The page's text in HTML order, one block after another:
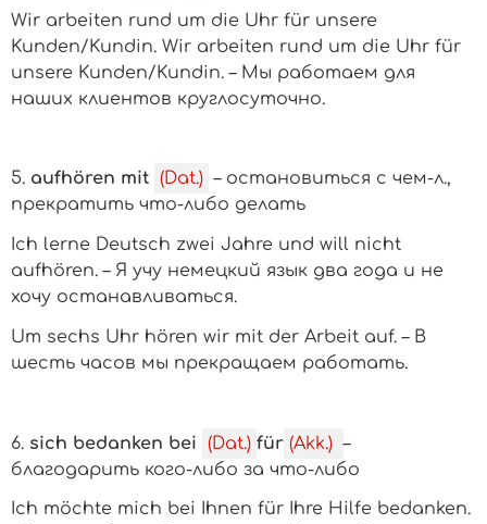
Wir arbeiten rund um die Uhr für unsere
Kunden/Kundin. Wir arbeiten rund um die Uhr für
unsere Kunden/Kundin. – Мы работаем для
наших клиентов круглосуточно.
5. aufhören mit (Dat.) – остановиться с чем-л.,
прекратить что-либо делать
Ich lerne Deutsch zwei Jahre und will nicht
aufhören. – Я учу немецкий язык два года и не
хочу останавливаться.
Um sechs Uhr hören wir mit der Arbeit auf. – В
шесть часов мы прекращаем работать.
6. sich bedanken bei (Dat.) für (Akk.) –
благодарить кого-либо за что-либо
Ich möchte mich bei Ihnen für Ihre Hilfe bedanken.